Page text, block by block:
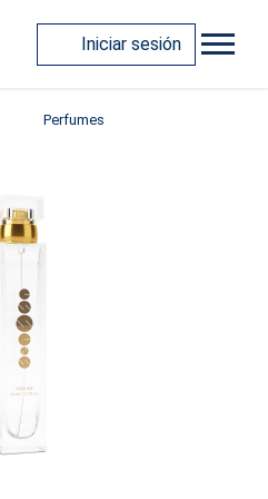
Iniciar sesión
Perfumes